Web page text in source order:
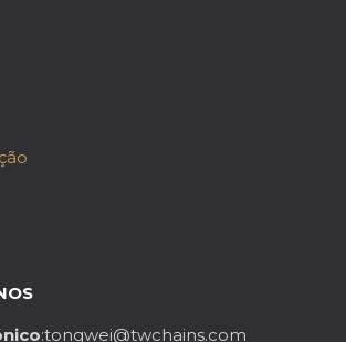
:tongwei@twchains.com